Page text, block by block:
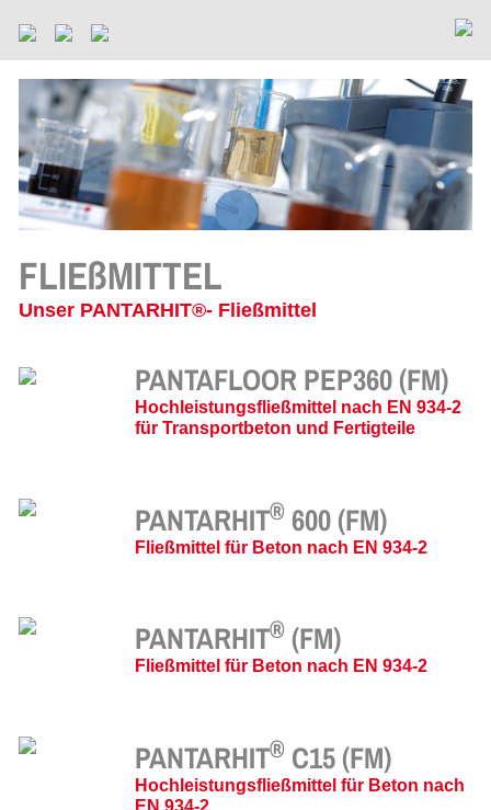
FLIEßMITTEL
Unser PANTARHIT®- Fließmittel
PANTAFLOOR PEP360 (FM)
Hochleistungsfließmittel nach EN 934-2
für Transportbeton und Fertigteile
PANTARHIT® 600 (FM)
Fließmittel für Beton nach EN 934-2
PANTARHIT® (FM)
Fließmittel für Beton nach EN 934-2
PANTARHIT® C15 (FM)
Hochleistungsfließmittel für Beton nach
EN 934-2